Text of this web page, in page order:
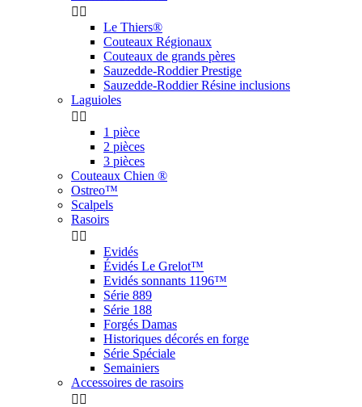
 
Le Thiers®
Couteaux Régionaux
Couteaux de grands pères
Sauzedde-Roddier Prestige
Sauzedde-Roddier Résine inclusions
Laguioles
 
1 pièce
2 pièces
3 pièces
Couteaux Chien ®
Ostreo™
Scalpels
Rasoirs
 
Evidés
Évidés Le Grelot™
Evidés sonnants 1196™
Série 889
Série 188
Forgés Damas
Historiques décorés en forge
Série Spéciale
Semainiers
Accessoires de rasoirs
 